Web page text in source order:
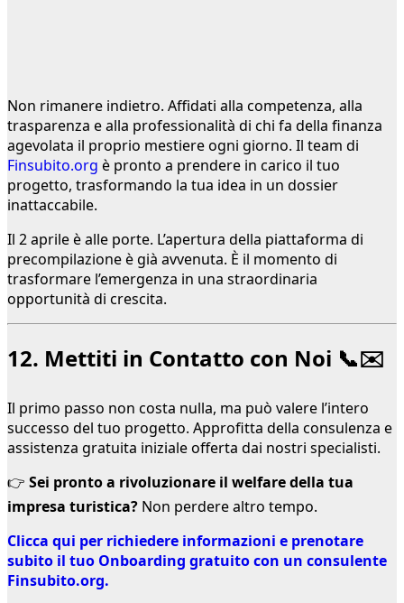
Non rimanere indietro. Affidati alla competenza, alla
trasparenza e alla professionalità di chi fa della finanza
agevolata il proprio mestiere ogni giorno. Il team di
Finsubito.org è pronto a prendere in carico il tuo
progetto, trasformando la tua idea in un dossier
inattaccabile.
Il 2 aprile è alle porte. L’apertura della piattaforma di
precompilazione è già avvenuta. È il momento di
trasformare l’emergenza in una straordinaria
opportunità di crescita.
12. Mettiti in Contatto con Noi 📞✉️
Il primo passo non costa nulla, ma può valere l’intero
successo del tuo progetto. Approfitta della consulenza e
assistenza gratuita iniziale offerta dai nostri specialisti.
👉 Sei pronto a rivoluzionare il welfare della tua
impresa turistica? Non perdere altro tempo.
Clicca qui per richiedere informazioni e prenotare
subito il tuo Onboarding gratuito con un consulente
Finsubito.org.